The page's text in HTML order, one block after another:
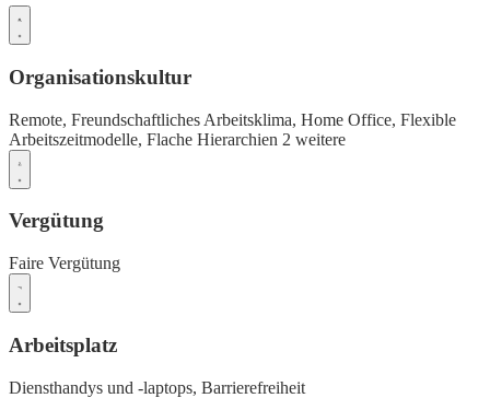
Organisationskultur
Remote, Freundschaftliches Arbeitsklima, Home Office, Flexible
Arbeitszeitmodelle, Flache Hierarchien 2 weitere
Vergütung
Faire Vergütung
Arbeitsplatz
Diensthandys und -laptops, Barrierefreiheit